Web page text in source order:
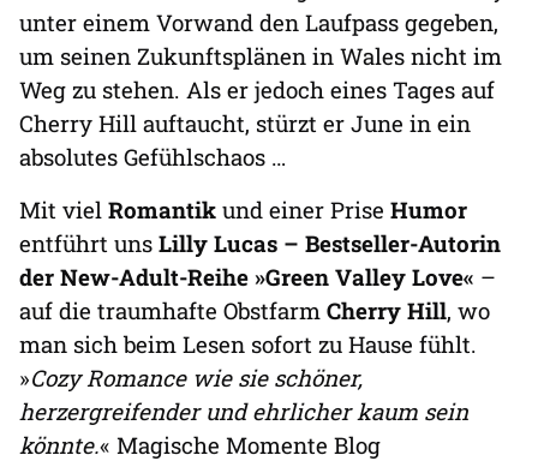
unter einem Vorwand den Laufpass gegeben,
um seinen Zukunftsplänen in Wales nicht im
Weg zu stehen. Als er jedoch eines Tages auf
Cherry Hill auftaucht, stürzt er June in ein
absolutes Gefühlschaos …
Mit viel Romantik und einer Prise Humor
entführt uns Lilly Lucas – Bestseller-Autorin
der New-Adult-Reihe »Green Valley Love« –
auf die traumhafte Obstfarm Cherry Hill, wo
man sich beim Lesen sofort zu Hause fühlt.
»Cozy Romance wie sie schöner,
herzergreifender und ehrlicher kaum sein
könnte.« Magische Momente Blog